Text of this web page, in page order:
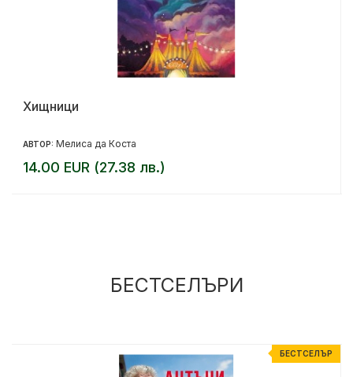
Хищници
АВТОР: Мелиса да Коста
14.00 EUR (27.38 лв.)
БЕСТСЕЛЪРИ
БЕСТСЕЛЪР